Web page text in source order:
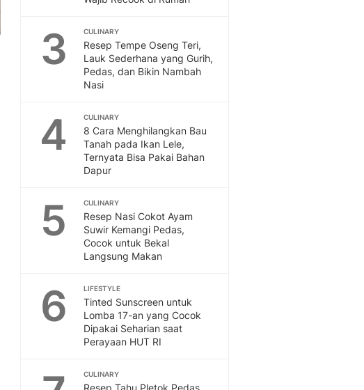
3 CULINARY
Resep Tempe Oseng Teri,
Lauk Sederhana yang Gurih,
Pedas, dan Bikin Nambah
Nasi
4 CULINARY
8 Cara Menghilangkan Bau
Tanah pada Ikan Lele,
Ternyata Bisa Pakai Bahan
Dapur
5 CULINARY
Resep Nasi Cokot Ayam
Suwir Kemangi Pedas,
Cocok untuk Bekal
Langsung Makan
6 LIFESTYLE
Tinted Sunscreen untuk
Lomba 17-an yang Cocok
Dipakai Seharian saat
Perayaan HUT RI
CULINARY
Resep Tahu Pletok Pedas,